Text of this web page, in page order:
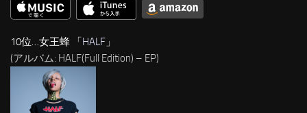
10位…女王蜂 「 HALF 」
(アルバム: HALF(Full Edition) – EP)